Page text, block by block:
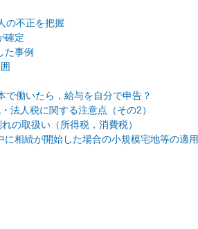
の不正を把握
確定
た事例
働いたら，給与を自分で申告？
法人税に関する注意点（その2）
取扱い（所得税，消費税）
相続が開始した場合の小規模宅地等の適用